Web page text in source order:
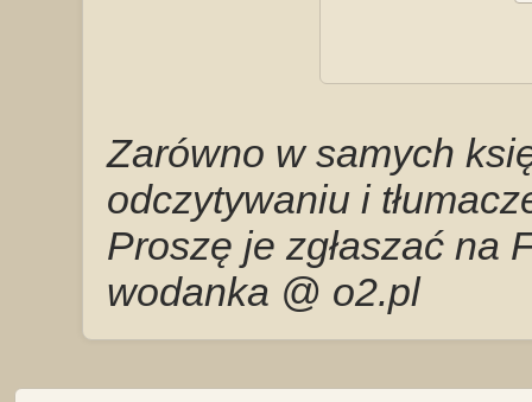
Zarówno w samych
odczytywaniu i
Proszę je zgłaszać na
wodanka @ o2.pl